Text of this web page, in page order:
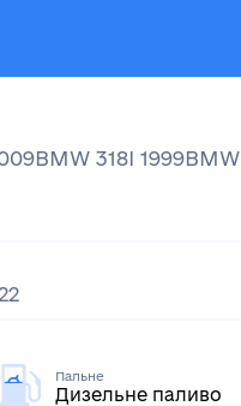
BMW 318I 1999BMW
Пальне
Дизельне паливо